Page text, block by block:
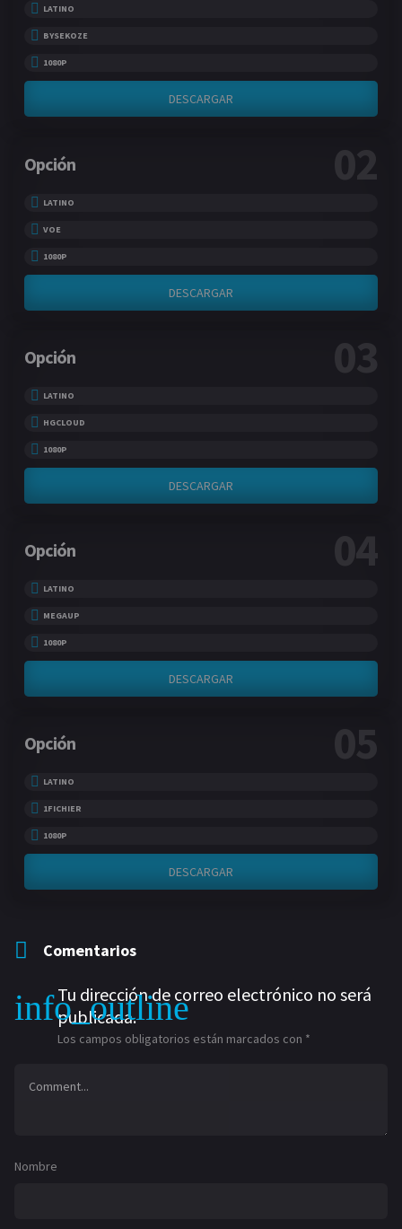
LATINO
BYSEKOZE
1080P
DESCARGAR
Opción 02
LATINO
VOE
1080P
DESCARGAR
Opción 03
LATINO
HGCLOUD
1080P
DESCARGAR
Opción 04
LATINO
MEGAUP
1080P
DESCARGAR
Opción 05
LATINO
1FICHIER
1080P
DESCARGAR
Comentarios
Tu dirección de correo electrónico no será
publicada.
Los campos obligatorios están marcados con *
Nombre